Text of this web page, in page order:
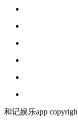
和记娱乐app